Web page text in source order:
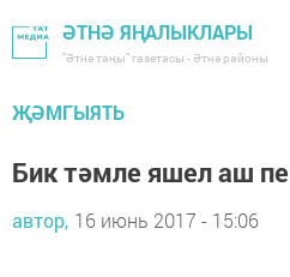
ӘТНӘ ЯҢАЛЫКЛАРЫ
"Әтнә таңы" газетасы - Әтнә районы
ҖӘМГЫЯТЬ
Бик тәмле яшел аш
автор, 16 июнь 2017 - 15:06